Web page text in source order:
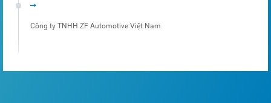
Công ty TNHH ZF Automotive Việt Nam